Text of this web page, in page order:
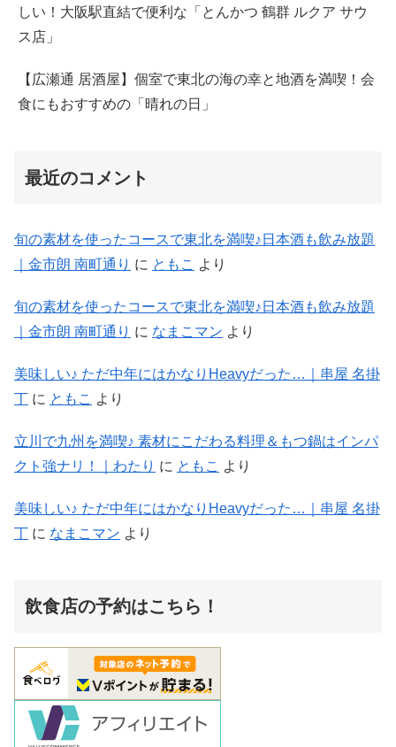
しい！大阪駅直結で便利な「とんかつ 鶴群 ルクア サウ
ス店」
【広瀬通 居酒屋】個室で東北の海の幸と地酒を満喫！会
食にもおすすめの「晴れの日」
最近のコメント
旬の素材を使ったコースで東北を満喫♪日本酒も飲み放題
｜金市朗 南町通り に ともこ より
旬の素材を使ったコースで東北を満喫♪日本酒も飲み放題
｜金市朗 南町通り に なまこマン より
美味しい♪ ただ中年にはかなりHeavyだった…｜串屋 名掛
丁 に ともこ より
立川で九州を満喫♪ 素材にこだわる料理＆もつ鍋はインパ
クト強ナリ！｜わたり に ともこ より
美味しい♪ ただ中年にはかなりHeavyだった…｜串屋 名掛
丁 に なまこマン より
飲食店の予約はこちら！